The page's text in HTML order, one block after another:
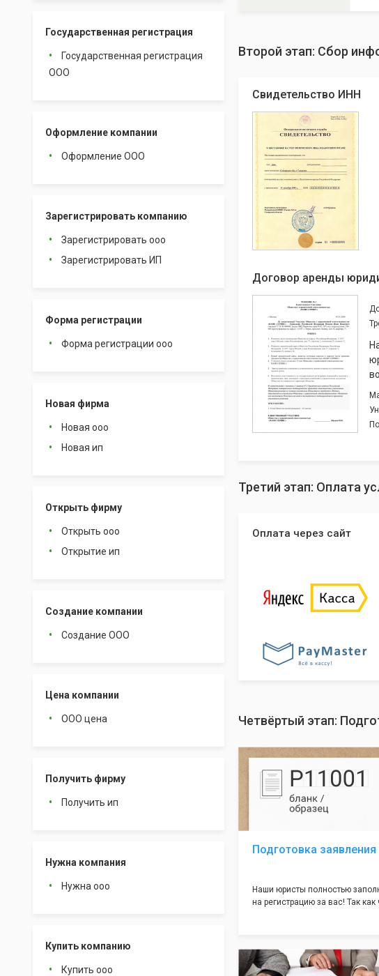
Государственная регистрация
Государственная регистрация
ООО
Оформление компании
Оформление ООО
Зарегистрировать компанию
Зарегистрировать ооо
Зарегистрировать ИП
Форма регистрации
Форма регистрации ооо
Новая фирма
Новая ооо
Новая ип
Открыть фирму
Открыть ооо
Открытие ип
Создание компании
Создание ООО
Цена компании
ООО цена
Получить фирму
Получить ип
Нужна компания
Нужна ооо
Купить компанию
Купить ооо
Второй этап: Сбор
Свидетельство ИНН
Договор аренды
Третий этап: Оплата
Оплата через сайт
Четвёртый этап:
Подготовка заявления
Наши юристы полностью
на регистрацию за вас! Так
большая часть отказов - наши
многолетним опытом работы